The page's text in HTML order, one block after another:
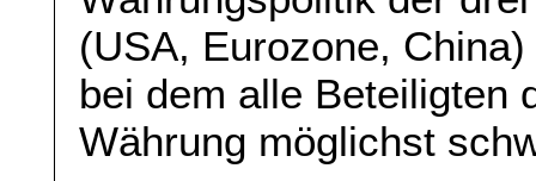
(USA, Eurozone,
bei dem alle Beteiligten
Währung möglichst